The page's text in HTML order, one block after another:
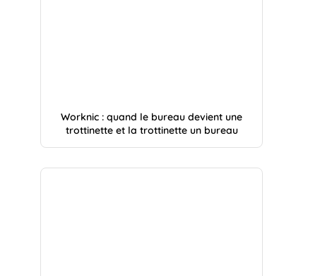
Worknic : quand le bureau devient une
trottinette et la trottinette un bureau